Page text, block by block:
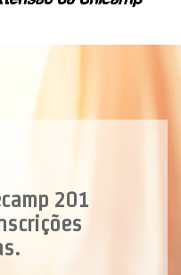
201
ou mais